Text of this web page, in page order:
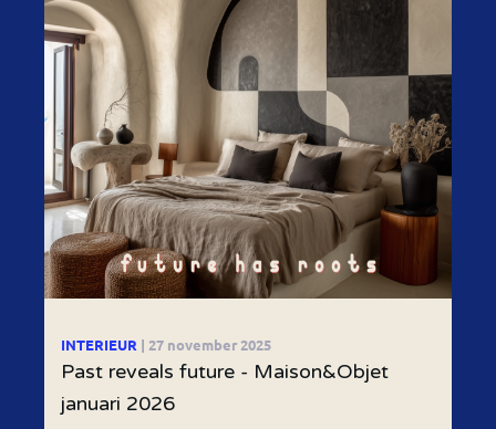
INTERIEUR | 27 november 2025
Past reveals future - Maison&Objet
januari 2026